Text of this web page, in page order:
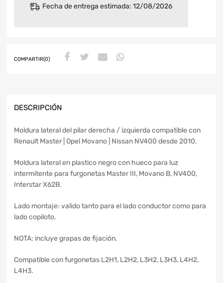
Fecha de entrega estimada: 12/08/2026
COMPARTIR(0)
DESCRIPCIÓN
Moldura lateral del pilar derecha / izquierda compatible con
Renault Master | Opel Movano | Nissan NV400 desde 2010.
Moldura lateral en plastico negro con hueco para luz
intermitente para furgonetas Master III, Movano B, NV400,
Interstar X62B.
Lado montaje: valido tanto para el lado conductor como para
lado copiloto.
NOTA: incluye grapas de fijación.
Compatible con furgonetas L2H1, L2H2, L3H2, L3H3, L4H2,
L4H3.